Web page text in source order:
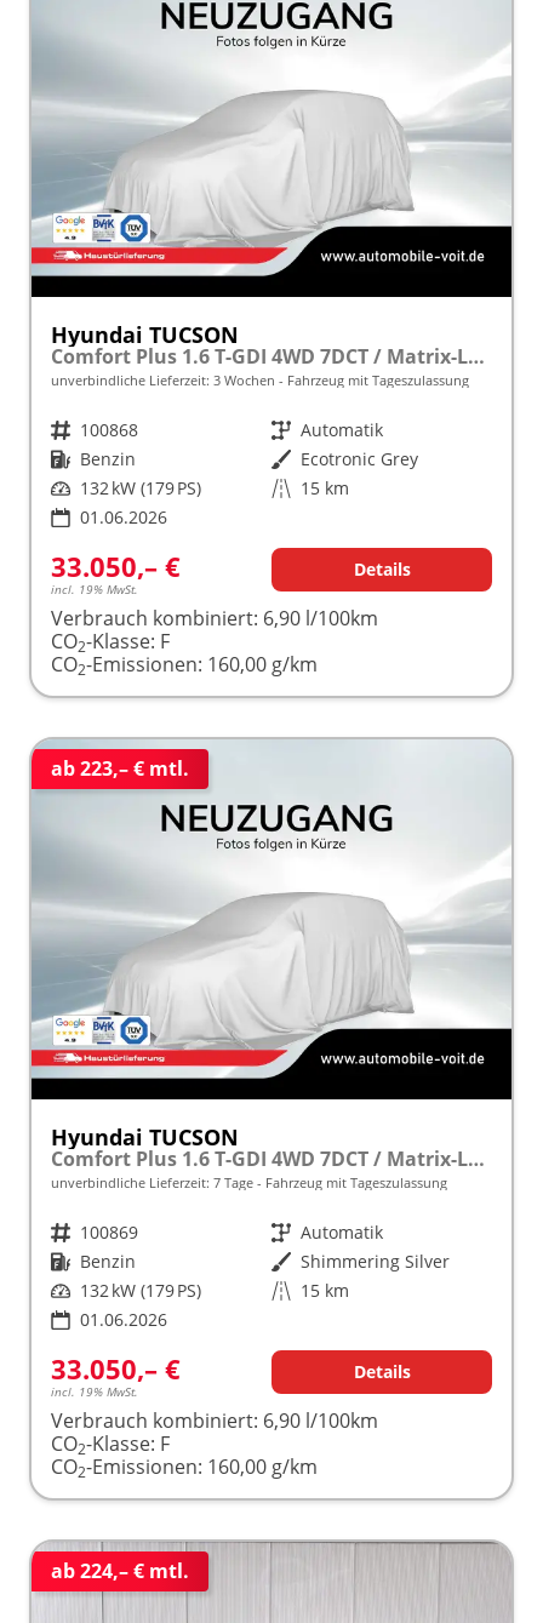
Hyundai TUCSON
Comfort Plus 1.6 T-GDI 4WD 7DCT / Matrix-LED ACC Teilleder Shz vo+hi + Lenkradheizung Elek. Heck Alu 18"
unverbindliche Lieferzeit: 3 Wochen Fahrzeug mit Tageszulassung
Fahrzeugnr. 100868 Getriebe Automatik
Kraftstoff Benzin Außenfarbe Ecotronic Grey
Leistung 132 kW (179 PS) Kilometerstand 15 km
01.06.2026
33.050,– €
incl. 19% MwSt.
Details
Verbrauch kombiniert: 6,90 l/100km
CO2-Klasse: F
CO2-Emissionen: 160,00 g/km
ab 223,– € mtl.
Hyundai TUCSON
Comfort Plus 1.6 T-GDI 4WD 7DCT / Matrix-LED ACC Teilleder Shz vo+hi + Lenkradheizung Elek. Heck Alu 18"
unverbindliche Lieferzeit: 7 Tage Fahrzeug mit Tageszulassung
Fahrzeugnr. 100869 Getriebe Automatik
Kraftstoff Benzin Außenfarbe Shimmering Silver
Leistung 132 kW (179 PS) Kilometerstand 15 km
01.06.2026
33.050,– €
incl. 19% MwSt.
Details
Verbrauch kombiniert: 6,90 l/100km
CO2-Klasse: F
CO2-Emissionen: 160,00 g/km
ab 224,– € mtl.